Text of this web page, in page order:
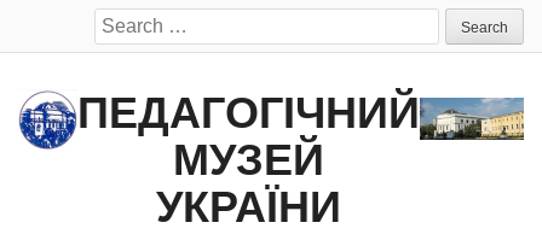
Search
for:
ПЕДАГОГІЧНИЙ
МУЗЕЙ
УКРАЇНИ